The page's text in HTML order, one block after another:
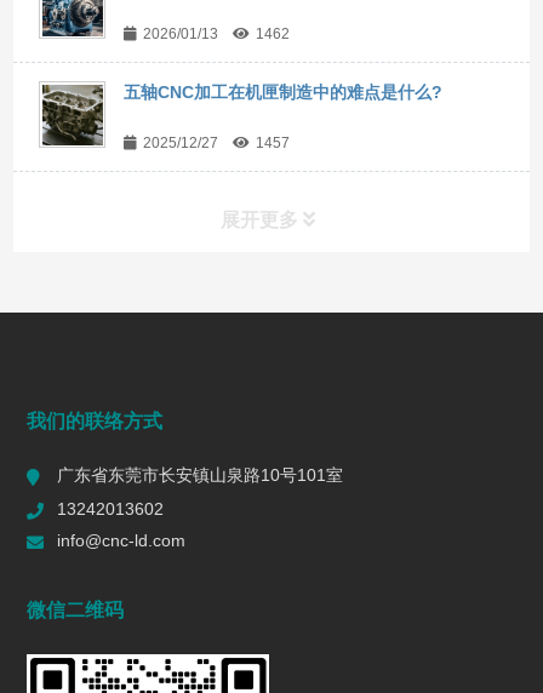
2026/01/13 1462
五轴CNC加工在机匣制造中的难点是什么?
2025/12/27 1457
展开更多
2026/07/28 163
2026/01/13
五轴CNC加工在机匣制造中的难点是什么?
我们的联络方式
广东省东莞市长安镇山泉路10号101室
13242013602
info@cnc-ld.com
微信二维码